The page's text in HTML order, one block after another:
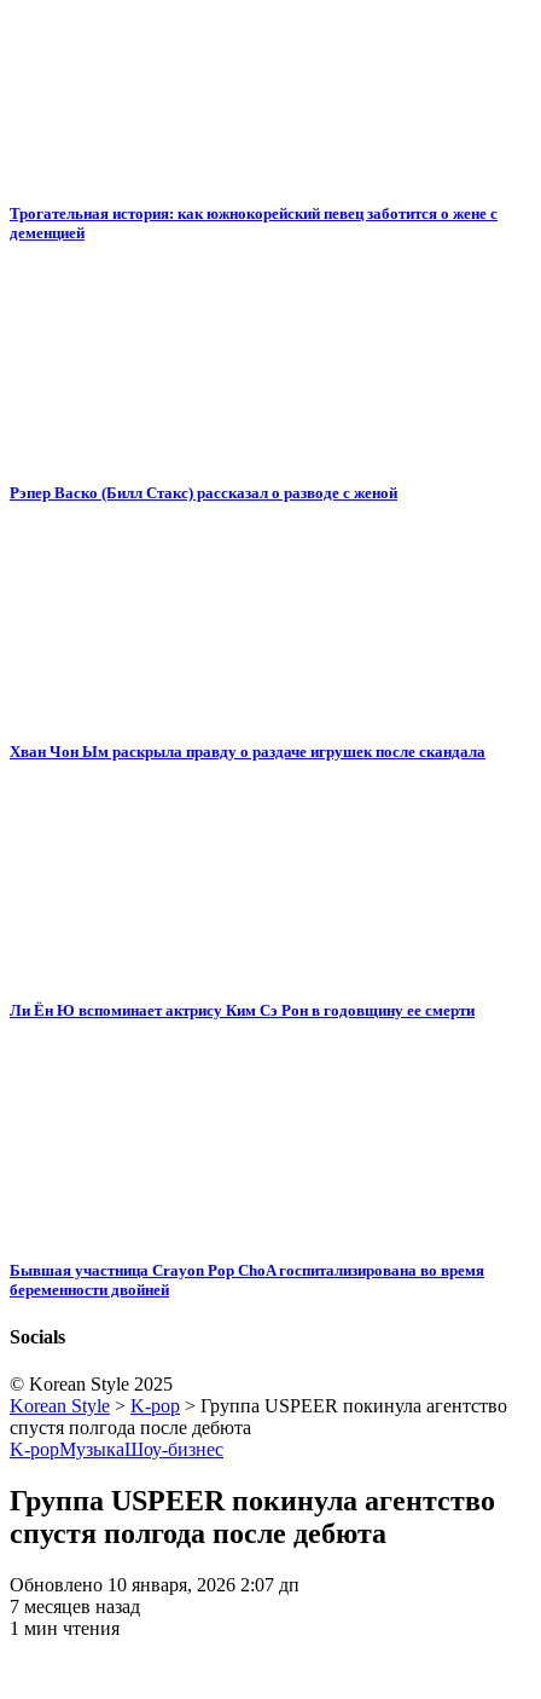
Трогательная история: как южнокорейский певец заботится о жене с
деменцией
Рэпер Васко (Билл Стакс) рассказал о разводе с женой
Хван Чон Ым раскрыла правду о раздаче игрушек после скандала
Ли Ён Ю вспоминает актрису Ким Сэ Рон в годовщину ее смерти
Бывшая участница Crayon Pop ChoA госпитализирована во время
беременности двойней
Socials
© Korean Style 2025
Korean Style > K-pop > Группа USPEER покинула агентство
спустя полгода после дебюта
K-popМузыкаШоу-бизнес
Группа USPEER покинула агентство
спустя полгода после дебюта
Обновлено 10 января, 2026 2:07 дп
7 месяцев назад
1 мин чтения